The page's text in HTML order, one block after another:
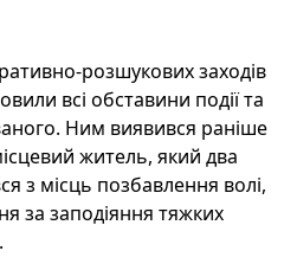
розшукових заходів
всі обставини події та
Ним виявився раніше
житель, який два
з місць позбавлення волі,
за заподіяння тяжких